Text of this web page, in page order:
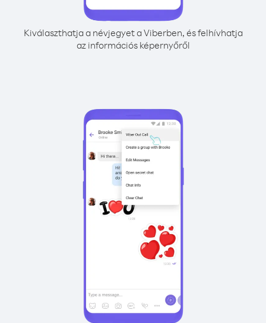
Kiválaszthatja a névjegyet a Viberben, és felhívhatja
az információs képernyőről